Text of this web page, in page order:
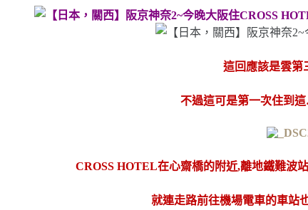
這回應該是雲第
不過這可是第一次住到
CROSS HOTEL在心齋橋的附近,離地鐵難波
就連走路前往機場電車的車站